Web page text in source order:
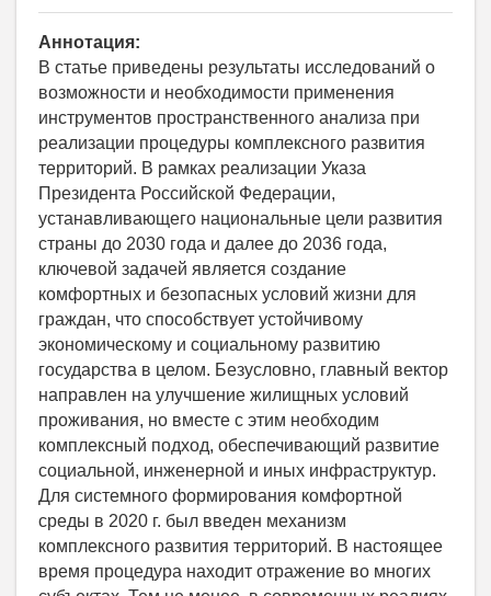
Аннотация:
В статье приведены результаты исследований о
возможности и необходимости применения
инструментов пространственного анализа при
реализации процедуры комплексного развития
территорий. В рамках реализации Указа
Президента Российской Федерации,
устанавливающего национальные цели развития
страны до 2030 года и далее до 2036 года,
ключевой задачей является создание
комфортных и безопасных условий жизни для
граждан, что способствует устойчивому
экономическому и социальному развитию
государства в целом. Безусловно, главный вектор
направлен на улучшение жилищных условий
проживания, но вместе с этим необходим
комплексный подход, обеспечивающий развитие
социальной, инженерной и иных инфраструктур.
Для системного формирования комфортной
среды в 2020 г. был введен механизм
комплексного развития территорий. В настоящее
время процедура находит отражение во многих